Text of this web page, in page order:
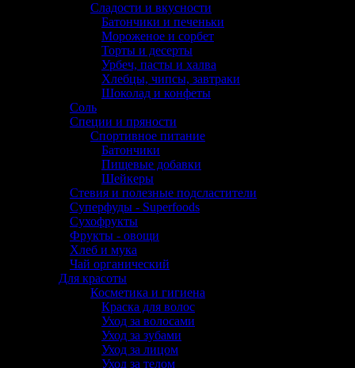
Сладости и вкусности
Батончики и печеньки
Мороженое и сорбет
Торты и десерты
Урбеч, пасты и халва
Хлебцы, чипсы, завтраки
Шоколад и конфеты
Соль
Специи и пряности
Спортивное питание
Батончики
Пищевые добавки
Шейкеры
Стевия и полезные подсластители
Суперфуды - Superfoods
Сухофрукты
Фрукты - овощи
Хлеб и мука
Чай органический
Для красоты
Косметика и гигиена
Краска для волос
Уход за волосами
Уход за зубами
Уход за лицом
Уход за телом